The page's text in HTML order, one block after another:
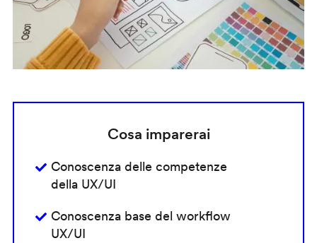
Cosa imparerai
Conoscenza delle competenze
della UX/UI
Conoscenza base del workflow
UX/UI